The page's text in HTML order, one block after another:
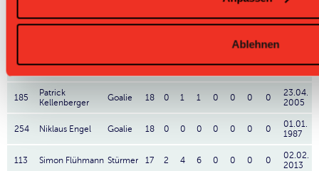
Ablehnen
0 0 0
120 Michel Keiser Stürmer 18 3 2 5 1 0 0 0
01.01.
185
Patrick
Kellenberger
Goalie 18 0 1 1 0 0 0 0
23.04.
2005
254 Niklaus Engel Goalie 18 0 0 0 0 0 0 0
01.01.
1987
113 Simon Flühmann Stürmer 17 2 4 6 0 0 0 0
02.02.
2013